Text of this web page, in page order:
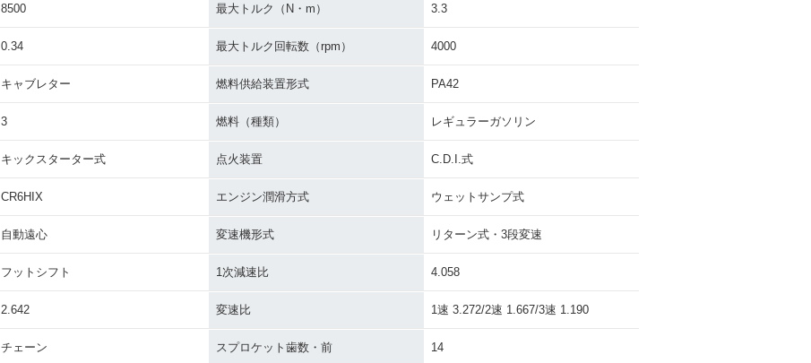
8500 最大トルク（N・m） 3.3
0.34 最大トルク回転数（rpm） 4000
キャブレター 燃料供給装置形式 PA42
3 燃料（種類） レギュラーガソリン
キックスターター式 点火装置 C.D.I.式
CR6HIX エンジン潤滑方式 ウェットサンプ式
自動遠心 変速機形式 リターン式・3段変速
フットシフト 1次減速比 4.058
2.642 変速比 1速 3.272/2速 1.667/3速 1.190
チェーン スプロケット歯数・前 14